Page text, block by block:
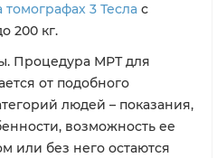
3 Тесла с
200 кг.
Процедура МРТ для
от подобного
людей – показания,
возможность ее
или без него остаются